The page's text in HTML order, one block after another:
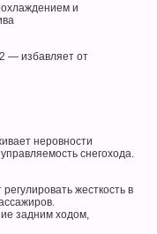
и
— избавляет от
неровности
снегохода.
жесткость в
задним ходом,